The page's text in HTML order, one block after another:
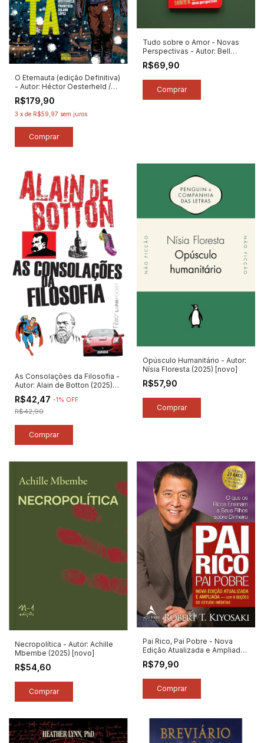
O Eternauta (edição Definitiva)
- Autor: Héctor Oesterheld /
Francisco Solano López
(2024) [novo]
R$179,90
3 x de R$59,97 sem juros
Tudo sobre o Amor - Novas
Perspectivas - Autor: Bell
Hooks (2026) [novo]
R$69,90
As Consolações da Filosofia -
Autor: Alain de Botton (2025)
[novo]
R$42,47 -1% OFF
R$42,90
Opúsculo Humanitário - Autor:
Nísia Floresta (2025) [novo]
R$57,90
Necropolítica - Autor: Achille
Mbembe (2025) [novo]
R$54,60
Pai Rico, Pai Pobre - Nova
Edição Atualizada e Ampliada
- Autor: Robert Kiyosaki (2024)
[novo]
R$79,90